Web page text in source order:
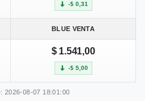
-$ 0,31
BLUE VENTA
$ 1.541,00
-$ 5,00
2026-08-07 18:01:00